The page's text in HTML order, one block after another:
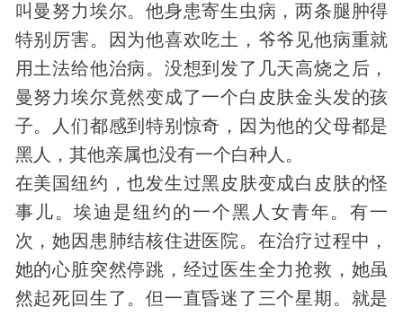
叫曼努力埃尔。他身患寄生虫病，两条腿肿得
特别厉害。因为他喜欢吃土，爷爷见他病重就
用土法给他治病。没想到发了几天高烧之后，
曼努力埃尔竟然变成了一个白皮肤金头发的孩
子。人们都感到特别惊奇，因为他的父母都是
黑人，其他亲属也没有一个白种人。
在美国纽约，也发生过黑皮肤变成白皮肤的怪
事儿。埃迪是纽约的一个黑人女青年。有一
次，她因患肺结核住进医院。在治疗过程中，
她的心脏突然停跳，经过医生全力抢救，她虽
然起死回生了。但一直昏迷了三个星期。就是